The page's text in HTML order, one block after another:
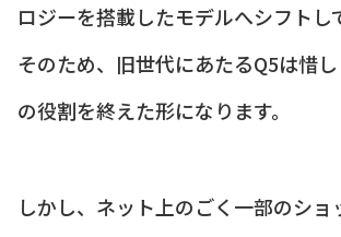
ロジーを搭載したモデルへシフトし
そのため、旧世代にあたるQ5は惜
の役割を終えた形になります。
しかし、ネット上のごく一部のショ